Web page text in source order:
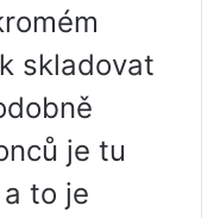
skladovat
je tu
to je